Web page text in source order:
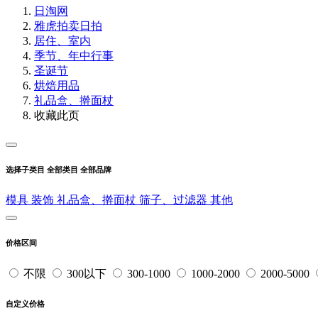
日淘网
雅虎拍卖日拍
居住、室内
季节、年中行事
圣诞节
烘焙用品
礼品盒、擀面杖
收藏此页
选择子类目 全部类目 全部品牌
模具 装饰 礼品盒、擀面杖 筛子、过滤器 其他
价格区间
不限 300以下 300-1000 1000-2000 2000-5000
自定义价格